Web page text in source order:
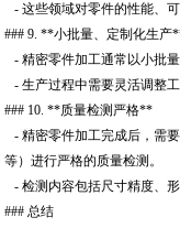
- 这些领域对零件的性能、
### 9. **小批量、定制化生产
- 精密零件加工通常以小批
- 生产过程中需要灵活调整
### 10. **质量检测严格**
- 精密零件加工完成后，需
等）进行严格的质量检测。
- 检测内容包括尺寸精度、
### 总结